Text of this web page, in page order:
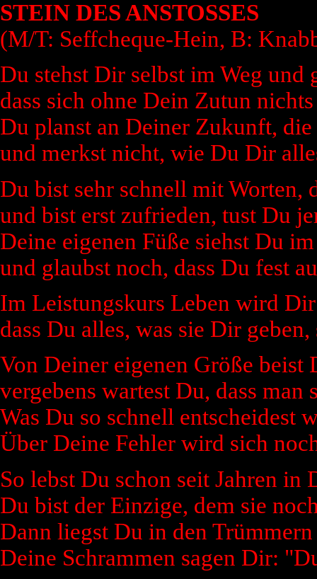
STEIN DES ANSTOSSES
(M/T: Seffcheque-Hein, B:
Du stehst Dir selbst im Weg und
dass sich ohne Dein Zutun
Du planst an Deiner Zukunft,
und merkst nicht, wie Du Dir
Du bist sehr schnell mit Worten,
und bist erst zufrieden, tust Du
Deine eigenen Füße siehst Du
und glaubst noch, dass Du fest
Im Leistungskurs Leben wird
dass Du alles, was sie Dir
Von Deiner eigenen Größe beist
vergebens wartest Du, dass
Was Du so schnell entscheidest
Über Deine Fehler wird sich
So lebst Du schon seit Jahren in
Du bist der Einzige, dem sie
Dann liegst Du in den
Deine Schrammen sagen Dir: